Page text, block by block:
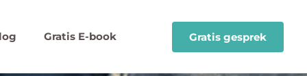
Gratis E-book Gratis gesprek